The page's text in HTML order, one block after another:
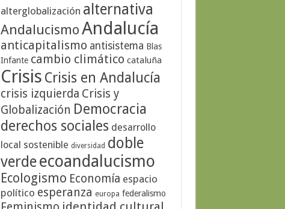
alterglobalización alternativa
AndalucismoAndalucía
anticapitalismo antisistema Blas
Infante cambio climático cataluña
Crisis Crisis en Andalucía
crisis izquierda Crisis y
Globalización Democracia
derechos sociales desarrollo
local sostenible diversidad doble
verdeecoandalucismo
Ecologismo Economía espacio
político esperanza europa federalismo